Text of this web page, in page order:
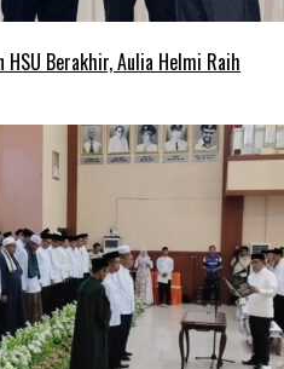
HSU Berakhir, Aulia Helmi Raih